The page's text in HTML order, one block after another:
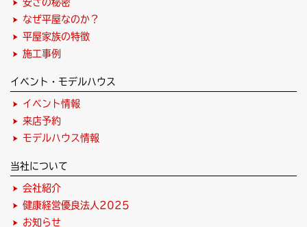
安さの秘密
なぜ平屋なのか？
平屋家族の特徴
施工事例
イベント・モデルハウス
イベント情報
来店予約
モデルハウス情報
当社について
会社紹介
健康経営優良法人2025
お知らせ